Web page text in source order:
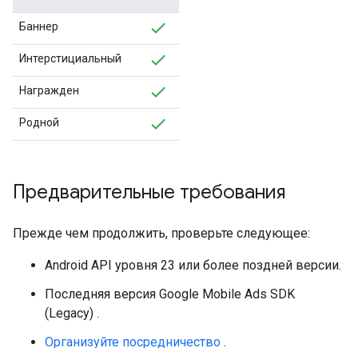
Баннер
Интерстициальный
Награжден
Родной
Предварительные требования
Прежде чем продолжить, проверьте следующее:
Android API уровня 23 или более поздней версии.
Последняя версия Google Mobile Ads SDK
(Legacy) .
Организуйте посредничество .